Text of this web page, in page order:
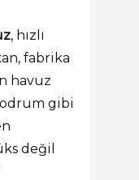
, hızlı
fabrika
havuz
gibi
değil